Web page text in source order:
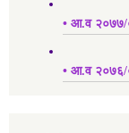
• आ.व २०७७/
• आ.व